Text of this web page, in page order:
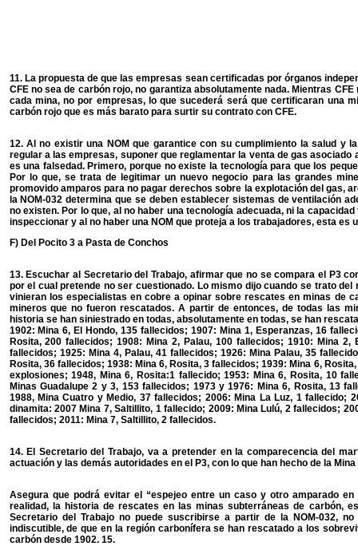
11. La propuesta de que las empresas sean certificadas por órganos
CFE no sea de carbón rojo, no garantiza absolutamente nada. Mientras
cada mina, no por empresas, lo que sucederá será que certificaran una
carbón rojo que es más barato para surtir su contrato con CFE.
12. Al no existir una NOM que garantice con su cumplimiento la salud y
regular a las empresas, suponer que reglamentar la venta de gas
es una falsedad. Primero, porque no existe la tecnología para que los
Por lo que, se trata de legitimar un nuevo negocio para las grandes
promovido amparos para no pagar derechos sobre la explotación del gas,
la NOM-032 determina que se deben establecer sistemas de ventilación
no existen. Por lo que, al no haber una tecnología adecuada, ni la
inspeccionar y al no haber una NOM que proteja a los trabajadores, esta es
F) Del Pocito 3 a Pasta de Conchos
13. Escuchar al Secretario del Trabajo, afirmar que no se compara el P3
por el cual pretende no ser cuestionado. Lo mismo dijo cuando se trato
vinieran los especialistas en cobre a opinar sobre rescates en minas de
mineros que no fueron rescatados. A partir de entonces, de todas las
historia se han siniestrado en todas, absolutamente en todas, se han
1902: Mina 6, El Hondo, 135 fallecidos; 1907: Mina 1, Esperanzas, 16
Rosita, 200 fallecidos; 1908: Mina 2, Palau, 100 fallecidos; 1910: Mina
fallecidos; 1925: Mina 4, Palau, 41 fallecidos; 1926: Mina Palau, 35
Rosita, 36 fallecidos; 1938: Mina 6, Rosita, 3 fallecidos; 1939: Mina 6,
explosiones; 1948, Mina 6, Rosita:1 fallecido; 1953: Mina 6, Rosita, 10
Minas Guadalupe 2 y 3, 153 fallecidos; 1973 y 1976: Mina 6, Rosita, 13
1988, Mina Cuatro y Medio, 37 fallecidos; 2006: Mina La Luz, 1 fallecido;
dinamita: 2007 Mina 7, Saltillito, 1 fallecido; 2009: Mina Lulú, 2 fallecidos;
fallecidos; 2011: Mina 7, Saltillito, 2 fallecidos.
14. El Secretario del Trabajo, va a pretender en la comparecencia del
actuación y las demás autoridades en el P3, con lo que han hecho de la
Asegura que podrá evitar el “espejeo entre un caso y otro amparado
realidad, la historia de rescates en las minas subterráneas de carbón,
Secretario del Trabajo no puede suscribirse a partir de la NOM-032,
indiscutible, de que en la región carbonífera se han rescatado a los
carbón desde 1902. 15.